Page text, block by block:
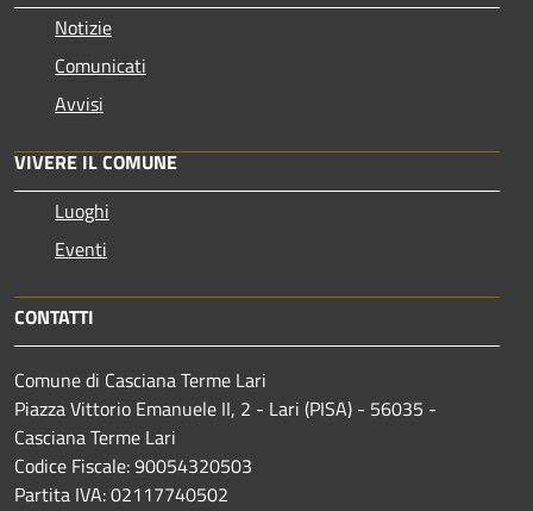
Notizie
Comunicati
Avvisi
VIVERE IL COMUNE
Luoghi
Eventi
CONTATTI
Comune di Casciana Terme Lari
Piazza Vittorio Emanuele II, 2 - Lari (PISA) - 56035 -
Casciana Terme Lari
Codice Fiscale: 90054320503
Partita IVA: 02117740502